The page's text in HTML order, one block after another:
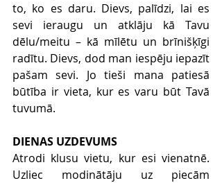
to, ko es daru. Dievs, palīdzi, lai es
sevi ieraugu un atklāju kā Tavu
dēlu/meitu – kā mīlētu un brīnišķīgi
radītu. Dievs, dod man iespēju iepazīt
pašam sevi. Jo tieši mana patiesā
būtība ir vieta, kur es varu būt Tavā
tuvumā.
DIENAS UZDEVUMS
Atrodi klusu vietu, kur esi vienatnē.
Uzliec modinātāju uz piecām